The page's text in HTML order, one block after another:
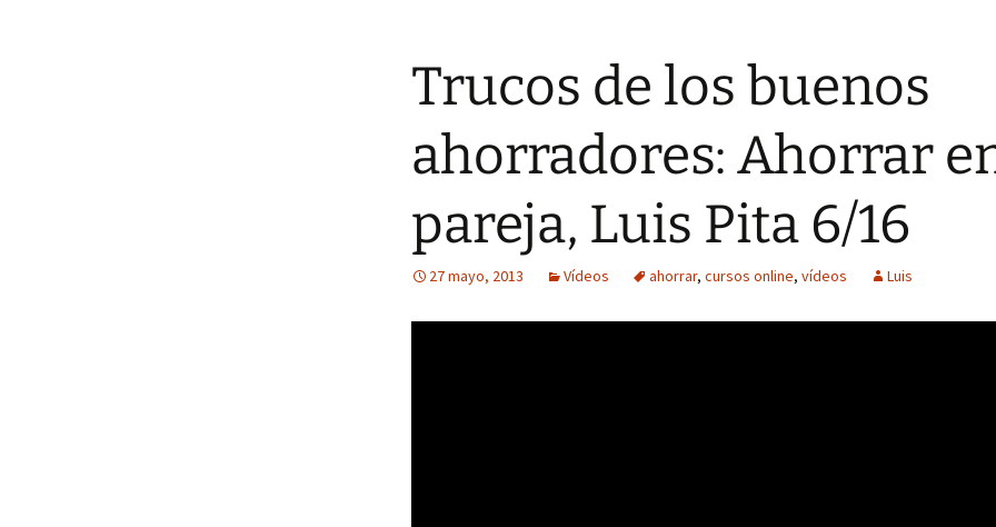
Trucos de los buenos
ahorradores: Ahorrar
pareja, Luis Pita 6/16
27 mayo, 2013 Vídeos ahorrar, cursos online, vídeos Luis